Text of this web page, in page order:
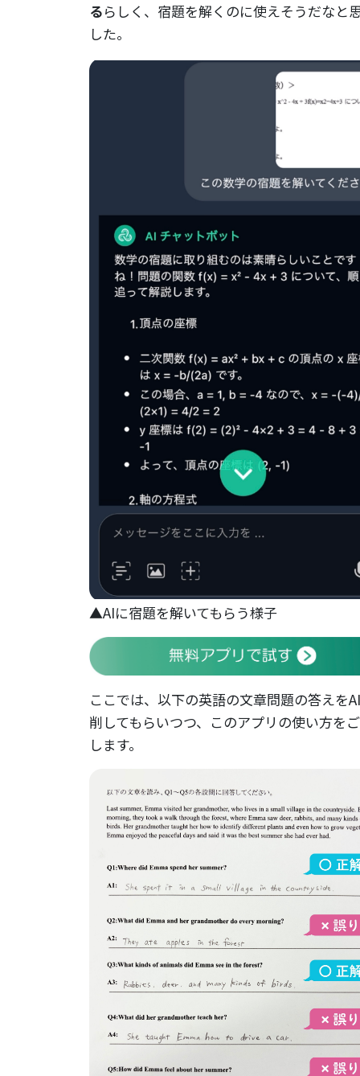
るらしく、宿題を解くのに使えそうだなと
した。
▲AIに宿題を解いてもらう様子
ここでは、以下の英語の文章問題の答えを
削してもらいつつ、このアプリの使い方を
します。